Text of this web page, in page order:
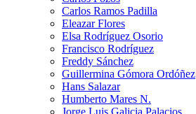
Carlos Ramos Padilla
Eleazar Flores
Elsa Rodríguez Osorio
Francisco Rodríguez
Freddy Sánchez
Guillermina Gómora Ordóñez
Hans Salazar
Humberto Mares N.
Jorge Luis Galicia Palacios